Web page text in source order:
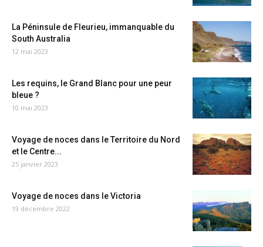
La Péninsule de Fleurieu, immanquable du
South Australia
12 mai 2023
Les requins, le Grand Blanc pour une peur
bleue ?
10 mai 2023
Voyage de noces dans le Territoire du Nord
et le Centre...
25 janvier 2023
Voyage de noces dans le Victoria
19 décembre 2022